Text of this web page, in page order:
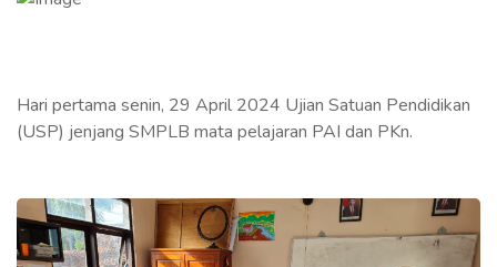
Hari pertama senin, 29 April 2024 Ujian Satuan Pendidikan
(USP) jenjang SMPLB mata pelajaran PAI dan PKn.